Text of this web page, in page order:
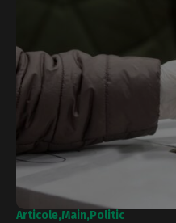
Articole Main Politic